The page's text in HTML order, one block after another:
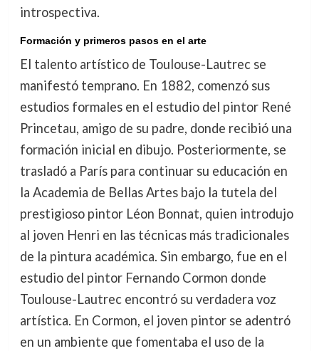
introspectiva.
Formación y primeros pasos en el arte
El talento artístico de Toulouse-Lautrec se
manifestó temprano. En 1882, comenzó sus
estudios formales en el estudio del pintor René
Princetau, amigo de su padre, donde recibió una
formación inicial en dibujo. Posteriormente, se
trasladó a París para continuar su educación en
la Academia de Bellas Artes bajo la tutela del
prestigioso pintor Léon Bonnat, quien introdujo
al joven Henri en las técnicas más tradicionales
de la pintura académica. Sin embargo, fue en el
estudio del pintor Fernando Cormon donde
Toulouse-Lautrec encontró su verdadera voz
artística. En Cormon, el joven pintor se adentró
en un ambiente que fomentaba el uso de la